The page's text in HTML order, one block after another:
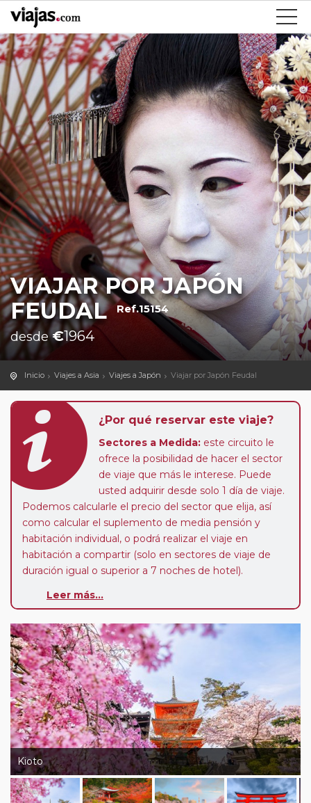
VIAJAR POR JAPÓN
FEUDAL Ref.15154
desde€1964
Inicio Viajes a Asia Viajes a Japón Viajar por Japón Feudal
¿Por qué reservar este viaje?
Sectores a Medida: este circuito le
ofrece la posibilidad de hacer el sector
de viaje que más le interese. Puede
usted adquirir desde solo 1 día de viaje.
Podemos calcularle el precio del sector que elija, así
como calcular el suplemento de media pensión y
habitación individual, o podrá realizar el viaje en
habitación a compartir (solo en sectores de viaje de
duración igual o superior a 7 noches de hotel).
año, ofrece a los pasajeros que ya hayan viajado con
nuestro Club de Pasajeros (cuya obtención se realiza
tras rellenar el cuestionario de satisfacción en "Mi viaje")
o los que estén en luna de miel contarán con un
descuento del 5%.
Leer más...
Kioto